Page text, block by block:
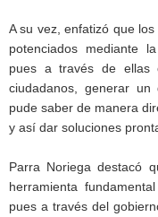
A su vez, enfatizó que
potenciados mediante
pues a través de ellas
ciudadanos, generar
pude saber de manera
y así dar soluciones
Parra Noriega destacó
herramienta
pues a través del